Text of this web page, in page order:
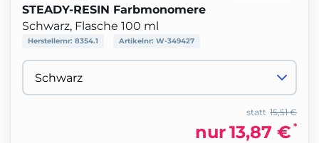
STEADY-RESIN Farbmonomere
Schwarz, Flasche 100 ml
Herstellernr: 8354.1 Artikelnr: W-349427
15,51 €
statt
nur13,87 € *